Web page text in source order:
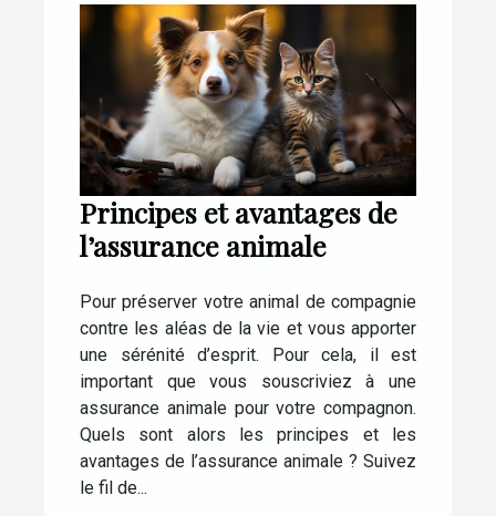
Principes et avantages de
l’assurance animale
Pour préserver votre animal de compagnie
contre les aléas de la vie et vous apporter
une sérénité d’esprit. Pour cela, il est
important que vous souscriviez à une
assurance animale pour votre compagnon.
Quels sont alors les principes et les
avantages de l’assurance animale ? Suivez
le fil de...